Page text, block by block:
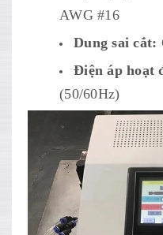
AWG #16
Dung sai cắt:
Điện áp hoạt
(50/60Hz)